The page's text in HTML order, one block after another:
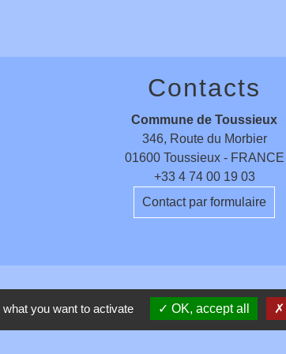
Contacts
Commune de Toussieux
346, Route du Morbier
01600 Toussieux - FRANCE
+33 4 74 00 19 03
Contact par formulaire
- Politique de confidentialité Accessibilité -
you want to activate OK, accept all